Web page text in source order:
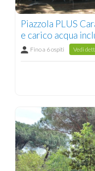
Piazzola PLUS Caravan +
e carico acqua
Fino a 6 ospiti Vedi